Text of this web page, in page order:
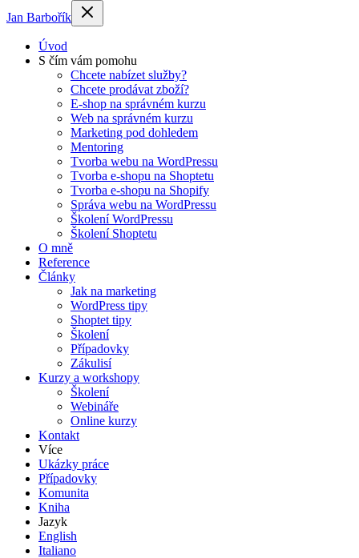
Jan Barbořík
Úvod
S čím vám pomohu
Chcete nabízet služby?
Chcete prodávat zboží?
E-shop na správném kurzu
Web na správném kurzu
Marketing pod dohledem
Mentoring
Tvorba webu na WordPressu
Tvorba e-shopu na Shoptetu
Tvorba e-shopu na Shopify
Správa webu na WordPressu
Školení WordPressu
Školení Shoptetu
O mně
Reference
Články
Jak na marketing
WordPress tipy
Shoptet tipy
Školení
Případovky
Zákulisí
Kurzy a workshopy
Školení
Webináře
Online kurzy
Kontakt
Více
Ukázky práce
Případovky
Komunita
Kniha
Jazyk
English
Italiano